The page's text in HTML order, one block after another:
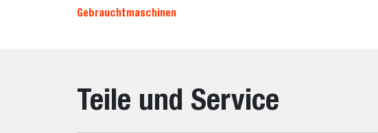
Gebrauchtmaschinen
Teile und Service